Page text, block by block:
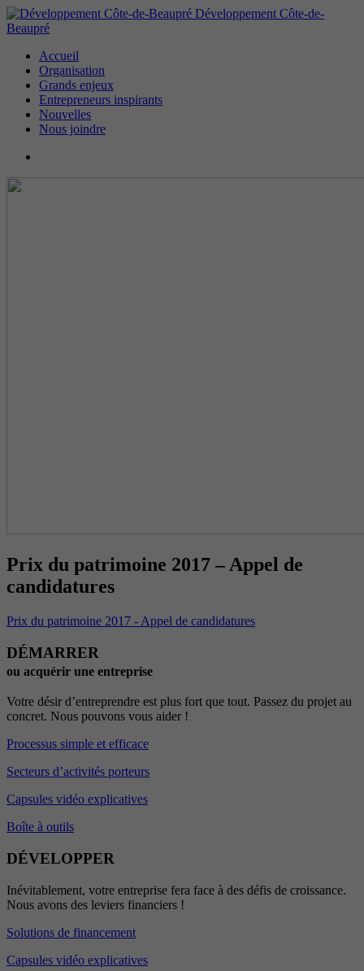
Développement Côte-de-
Beaupré
Accueil
Organisation
Grands enjeux
Entrepreneurs inspirants
Nouvelles
Nous joindre
Prix du patrimoine 2017 – Appel de
candidatures
Prix du patrimoine 2017 - Appel de candidatures
DÉMARRER
ou acquérir une entreprise
Votre désir d’entreprendre est plus fort que tout. Passez du projet au
concret. Nous pouvons vous aider !
Processus simple et efficace
Secteurs d’activités porteurs
Capsules vidéo explicatives
Boîte à outils
DÉVELOPPER
Inévitablement, votre entreprise fera face à des défis de croissance.
Nous avons des leviers financiers !
Solutions de financement
Capsules vidéo explicatives